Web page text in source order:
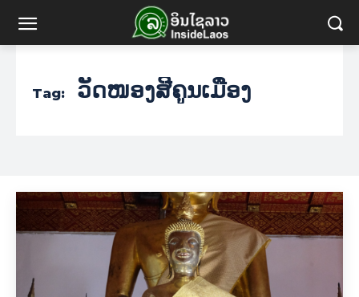
Tag: ວັດໜອງສີຄູນເມືອງ